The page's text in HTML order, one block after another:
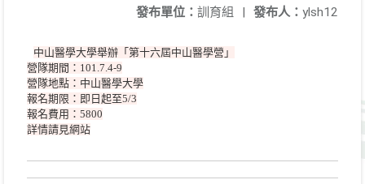
發布人： ylsh12
發布單位： 訓育組 |
中山醫學大學舉辦「第十六屆中山醫學營」
營隊期間：101.7.4-9
營隊地點：中山醫學大學
報名期限：即日起至5/3
報名費用：5800
詳情請見網站